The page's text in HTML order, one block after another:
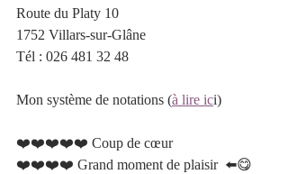
Route du Platy 10
1752 Villars-sur-Glâne
Tél : 026 481 32 48
Mon système de notations (à lire ici)
❤️❤️❤️❤️ Grand moment de plaisir  ⬅️😋